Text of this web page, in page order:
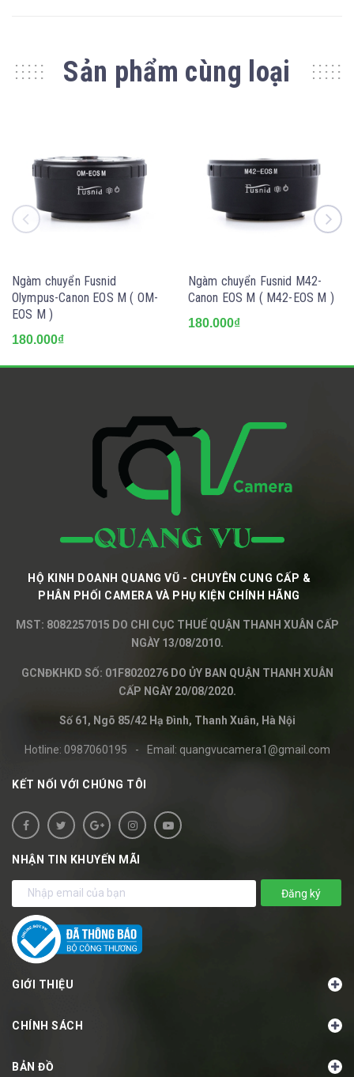
Sản phẩm cùng loại
Ngàm chuyển Fusnid
Olympus-Canon EOS M ( OM-
EOS M )
180.000₫
Ngàm chuyển Fusnid M42-
Canon EOS M ( M42-EOS M )
180.000₫
HỘ KINH DOANH QUANG VŨ - CHUYÊN CUNG CẤP &
PHÂN PHỐI CAMERA VÀ PHỤ KIỆN CHÍNH HÃNG
MST: 8082257015 DO CHI CỤC THUẾ QUẬN THANH XUÂN CẤP
NGÀY 13/08/2010.
GCNĐKHKD SỐ: 01F8020276 DO ỦY BAN QUẬN THANH XUÂN
CẤP NGÀY 20/08/2020.
Số 61, Ngõ 85/42 Hạ Đình, Thanh Xuân, Hà Nội
Hotline: 0987060195 - Email: quangvucamera1@gmail.com
KẾT NỐI VỚI CHÚNG TÔI
NHẬN TIN KHUYẾN MÃI
Đăng ký
GIỚI THIỆU
CHÍNH SÁCH
BẢN ĐỒ